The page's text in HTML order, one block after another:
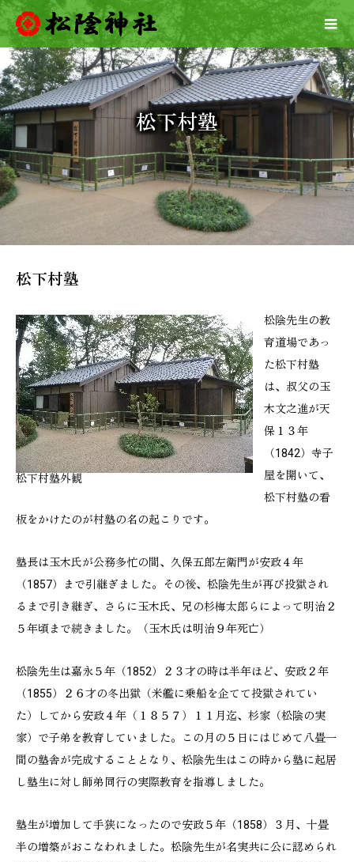
松下村塾
松下村塾
松下村塾外観
松陰先生の教
育道場であっ
た松下村塾
は、叔父の玉
木文之進が天
保１３年
（1842）寺子
屋を開いて、
松下村塾の看
板をかけたのが村塾の名の起こりです。
塾長は玉木氏が公務多忙の間、久保五郎左衛門が安政４年
（1857）まで引継ぎました。その後、松陰先生が再び投獄され
るまで引き継ぎ、さらに玉木氏、兄の杉梅太郎らによって明治２
５年頃まで続きました。（玉木氏は明治９年死亡）
松陰先生は嘉永５年（1852）２３才の時は半年ほど、安政２年
（1855）２６才の冬出獄（米艦に乗船を企てて投獄されてい
た）してから安政４年（１８５７）１１月迄、杉家（松陰の実
家）で子弟を教育していました。この月の５日にはじめて八畳一
間の塾舎が完成することとなり、松陰先生はこの時から塾に起居
し塾生に対し師弟同行の実際教育を指導しました。
塾生が増加して手狭になったので安政５年（1858）３月、十畳
半の増築がおこなわれました。松陰先生が名実共に公に認められ